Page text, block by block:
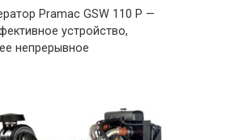
Pramac GSW 110 P —
устройство,
непрерывное